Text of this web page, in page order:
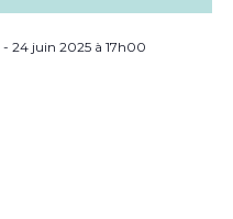
- 24 juin 2025 à 17h00